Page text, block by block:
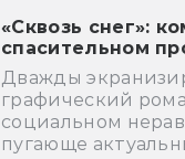
«Сквозь снег»:
спасительном
Дважды
графический
социальном
пугающе